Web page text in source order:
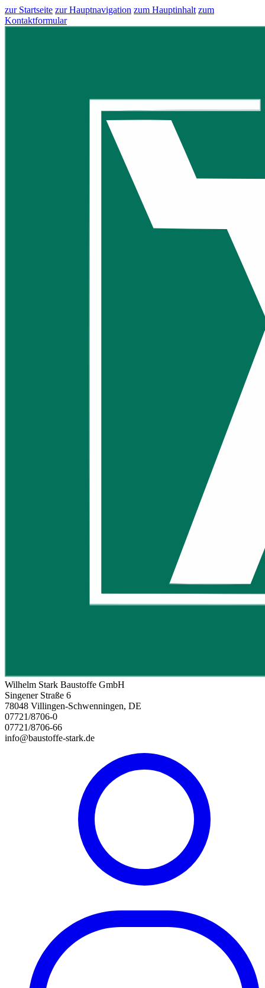
zur Startseite zur Hauptnavigation zum Hauptinhalt zum
Kontaktformular
Wilhelm Stark Baustoffe GmbH
Singener Straße 6
78048 Villingen-Schwenningen, DE
07721/8706-0
07721/8706-66
info@baustoffe-stark.de